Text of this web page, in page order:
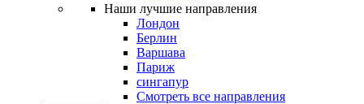
Наши лучшие направления
Лондон
Берлин
Варшава
Париж
сингапур
Смотреть все направления